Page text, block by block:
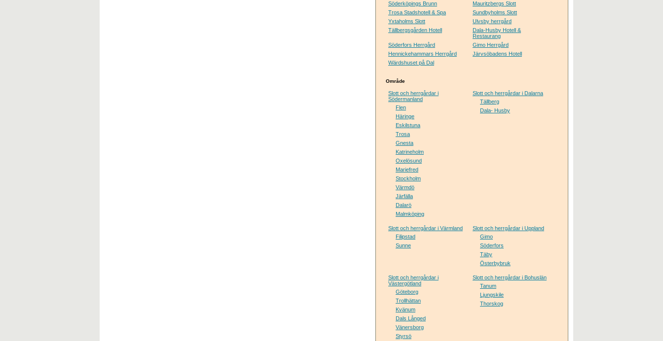
Söderköpings Brunn
Mauritzbergs Slott
Trosa Stadshotell & Spa
Sundbyholms Slott
Yxtaholms Slott
Ulvsby herrgård
Tällbergsgården Hotell
Dala-Husby Hotell &
Restaurang
Söderfors Herrgård
Gimo Herrgård
Hennickehammars Herrgård
Järvsöbadens Hotell
Wärdshuset på Dal
Område
Slott och herrgårdar i
Södermanland
Flen
Häringe
Eskilstuna
Trosa
Gnesta
Katrineholm
Oxelösund
Mariefred
Stockholm
Värmdö
Järfälla
Dalarö
Malmköping
Slott och herrgårdar i Dalarna
Tällberg
Dala- Husby
Slott och herrgårdar i Värmland
Filipstad
Sunne
Slott och herrgårdar i Uppland
Gimo
Söderfors
Täby
Österbybruk
Slott och herrgårdar i
Västergötland
Göteborg
Trollhättan
Kvänum
Dals Långed
Vänersborg
Styrsö
Slott och herrgårdar i Bohuslän
Tanum
Ljungskile
Thorskog